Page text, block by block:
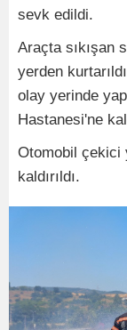
sevk edildi.
Araçta sıkışan
yerden
olay yerinde
Hastanesi'ne
Otomobil çekici
kaldırıldı.